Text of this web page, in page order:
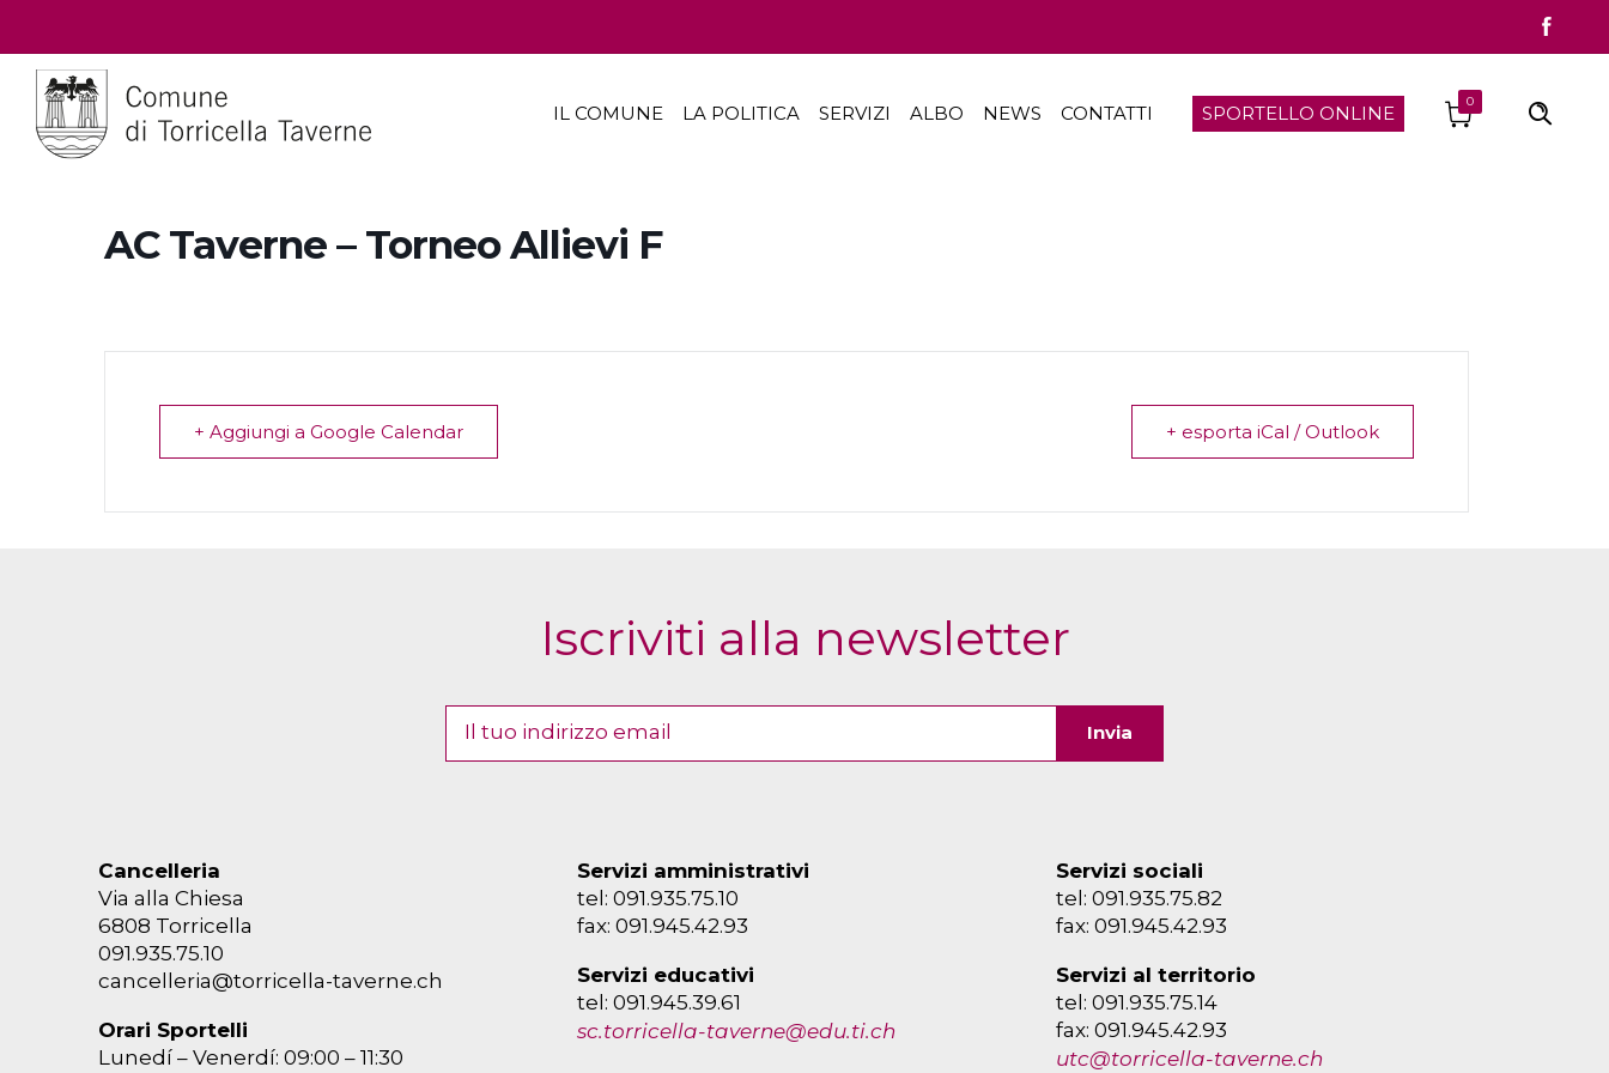
0
IL COMUNE LA POLITICA SERVIZI ALBO NEWS CONTATTI SPORTELLO ONLINE
AC Taverne – Torneo Allievi F
+ Aggiungi a Google Calendar + esporta iCal / Outlook
Iscriviti alla newsletter
Cancelleria
Via alla Chiesa
6808 Torricella
091.935.75.10
cancelleria@torricella-taverne.ch
Orari Sportelli
Lunedí – Venerdí: 09:00 – 11:30
Servizi amministrativi
tel: 091.935.75.10
fax: 091.945.42.93
Servizi educativi
tel: 091.945.39.61
sc.torricella-taverne@edu.ti.ch
Servizi sociali
tel: 091.935.75.82
fax: 091.945.42.93
Servizi al territorio
tel: 091.935.75.14
fax: 091.945.42.93
utc@torricella-taverne.ch